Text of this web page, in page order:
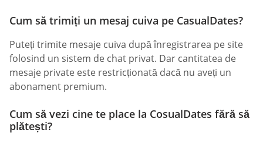
Cum să trimiți un mesaj cuiva pe СasualDates?
Puteți trimite mesaje cuiva după înregistrarea pe site
folosind un sistem de chat privat. Dar cantitatea de
mesaje private este restricționată dacă nu aveți un
abonament premium.
Cum să vezi cine te place la СosualDates fără să
plătești?